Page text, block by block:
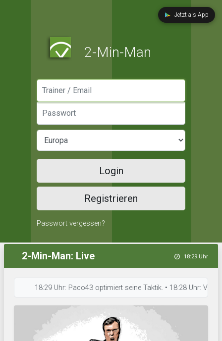
Jetzt als App
2-Min-Man
Login
Registrieren
Passwort vergessen?
2-Min-Man: Live 18:29 Uhr
18:29 Uhr: Paco43 optimiert seine Taktik. • 18:28 Uhr: